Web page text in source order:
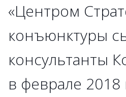
«Центром
конъюнктуры
консультанты
в феврале